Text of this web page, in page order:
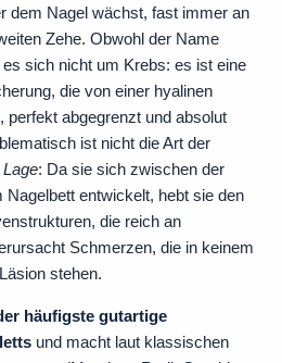
dem Nagel wächst, fast immer an
Zehe. Obwohl der Name
sich nicht um Krebs: es ist eine
die von einer hyalinen
perfekt abgegrenzt und absolut
ist nicht die Art der
Lage: Da sie sich zwischen der
Nagelbett entwickelt, hebt sie den
die reich an
Schmerzen, die in keinem
stehen.
häufigste gutartige
und macht laut klassischen